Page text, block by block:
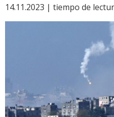
14.11.2023 | tiempo de